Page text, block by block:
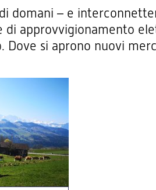
domani – e
di approvvigionamento
Dove si aprono nuovi